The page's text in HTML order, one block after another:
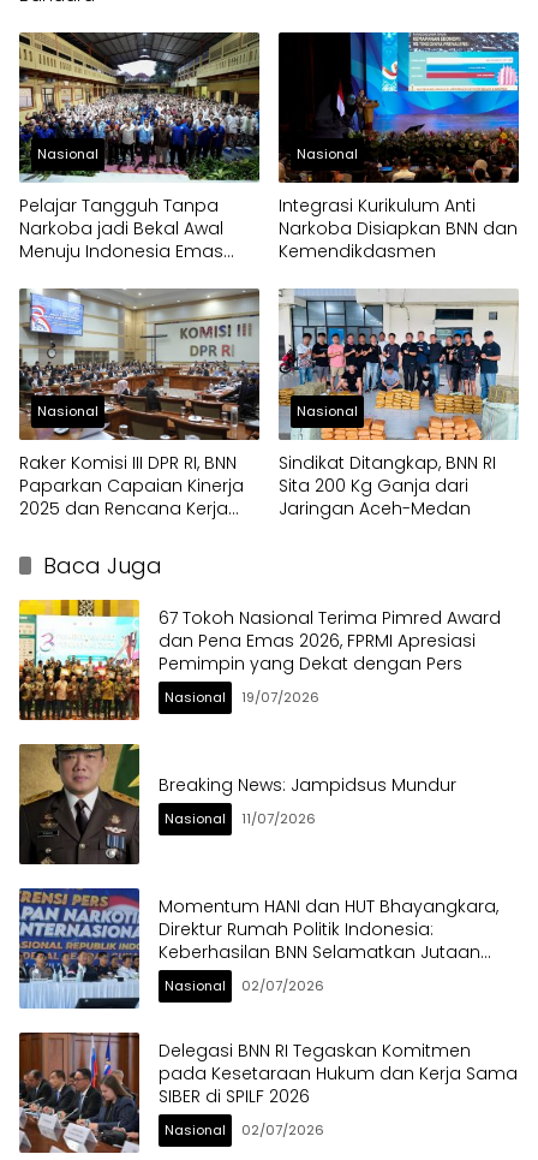
Nasional
Pelajar Tangguh Tanpa
Narkoba jadi Bekal Awal
Menuju Indonesia Emas
Nasional
Integrasi Kurikulum Anti
Narkoba Disiapkan BNN dan
Kemendikdasmen
Nasional
Raker Komisi III DPR RI, BNN
Paparkan Capaian Kinerja
2025 dan Rencana Kerja
Nasional
Sindikat Ditangkap, BNN RI
Sita 200 Kg Ganja dari
Jaringan Aceh-Medan
Baca Juga
67 Tokoh Nasional Terima Pimred Award
dan Pena Emas 2026, FPRMI Apresiasi
Pemimpin yang Dekat dengan Pers
Nasional 19/07/2026
Breaking News: Jampidsus Mundur
Nasional 11/07/2026
Momentum HANI dan HUT Bhayangkara,
Direktur Rumah Politik Indonesia:
Keberhasilan BNN Selamatkan Jutaan
Anak Bangsa dari Ancaman Narkoba
Nasional 02/07/2026
Delegasi BNN RI Tegaskan Komitmen
pada Kesetaraan Hukum dan Kerja Sama
SIBER di SPILF 2026
Nasional 02/07/2026